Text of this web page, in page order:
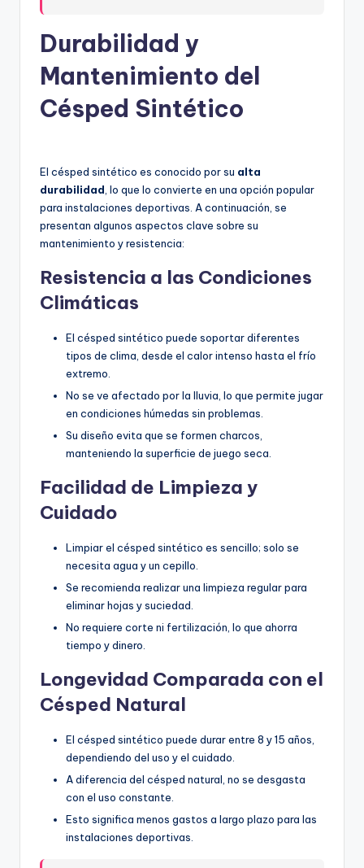
Durabilidad y
Mantenimiento del
Césped Sintético
El césped sintético es conocido por su alta
durabilidad , lo que lo convierte en una opción popular
para instalaciones deportivas. A continuación, se
presentan algunos aspectos clave sobre su
mantenimiento y resistencia:
Resistencia a las Condiciones
Climáticas
El césped sintético puede soportar diferentes
tipos de clima, desde el calor intenso hasta el frío
extremo.
No se ve afectado por la lluvia, lo que permite jugar
en condiciones húmedas sin problemas.
Su diseño evita que se formen charcos,
manteniendo la superficie de juego seca.
Facilidad de Limpieza y
Cuidado
Limpiar el césped sintético es sencillo; solo se
necesita agua y un cepillo.
Se recomienda realizar una limpieza regular para
eliminar hojas y suciedad.
No requiere corte ni fertilización, lo que ahorra
tiempo y dinero.
Longevidad Comparada con el
Césped Natural
El césped sintético puede durar entre 8 y 15 años,
dependiendo del uso y el cuidado.
A diferencia del césped natural, no se desgasta
con el uso constante.
Esto significa menos gastos a largo plazo para las
instalaciones deportivas.